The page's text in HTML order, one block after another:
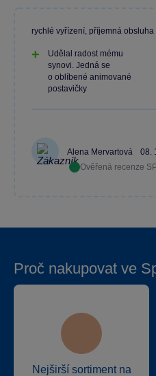
Alena Mervartová
08.
Ověřená recenze
rychlé vyřízení, příjemná obsluha
Udělal radost mému
synovi. Jedná se
o oblíbené animované
postavičky
Proč nakupovat ve
Nejširší sortiment na